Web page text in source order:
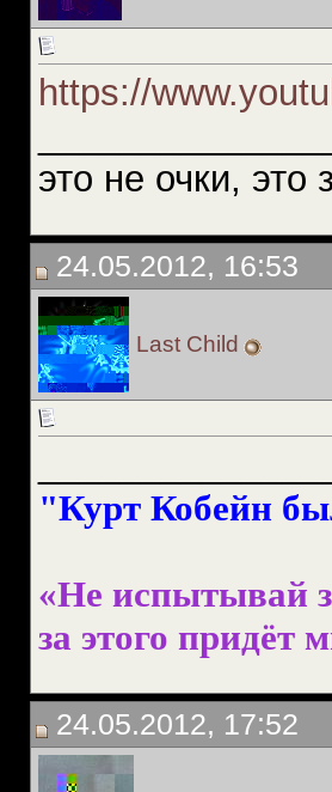
https://
это не очки, это
24.05.2012, 16:53
Last Child
"Курт Кобейн
«Не испытывай
за этого придёт
24.05.2012, 17:52